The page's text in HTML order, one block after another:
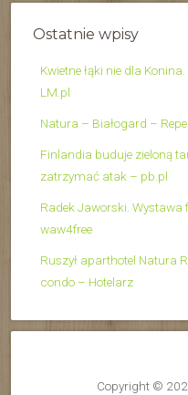
Ostatnie wpisy
Kwietne łąki nie dla
LM.pl
Natura – Białogard –
Finlandia buduje zieloną
zatrzymać atak – pb.pl
Radek Jaworski. Wystawa
waw4free
Ruszył aparthotel Natura
condo – Hotelarz
Copyright ©